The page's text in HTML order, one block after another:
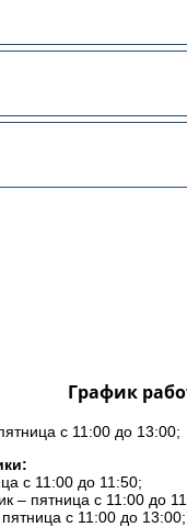
График
с 11:00 до 13:00;
с 11:00 до 11:50;
– пятница с 11:00 до
с 11:00 до 13:00;